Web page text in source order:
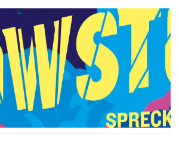
Spreckels
Comics